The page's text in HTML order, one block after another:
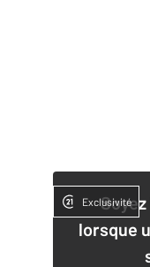
lorsque
Exclusivité